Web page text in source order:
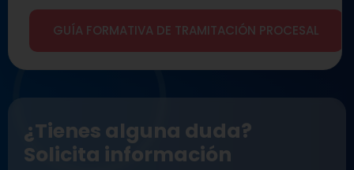
GUÍA FORMATIVA DE TRAMITACIÓN PROCESAL
¿Tienes alguna duda?
Solicita información